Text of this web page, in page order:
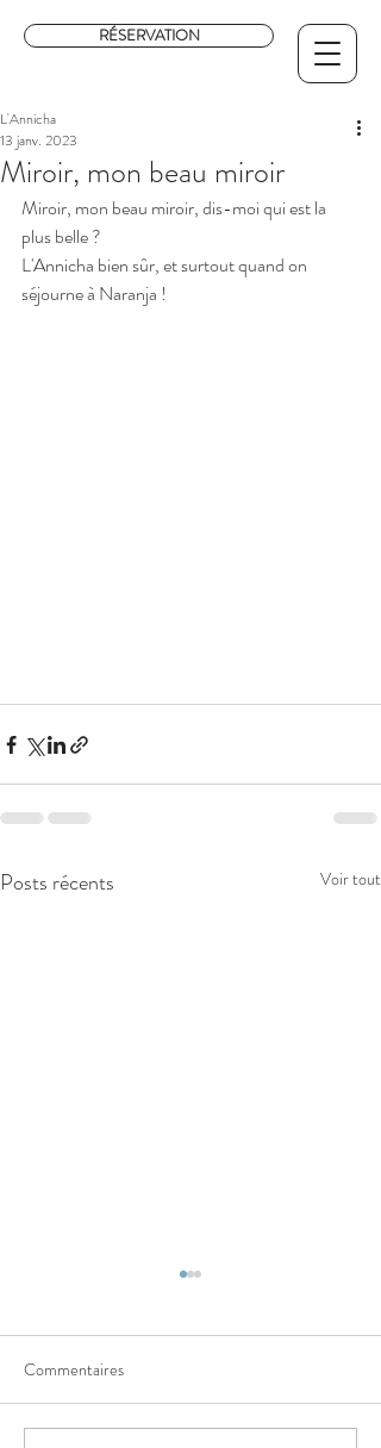
RÉSERVATION
Miroir, mon beau miroir
L'Annicha
13 janv. 2023
Miroir, mon beau miroir, dis-moi qui est la
plus belle ?
L'Annicha bien sûr, et surtout quand on
séjourne à Naranja !
Posts récents Voir tout
Commentaires